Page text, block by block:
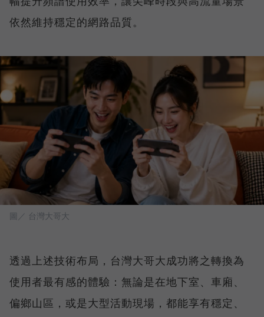
依然維持穩定的網路品質。
圖／ 台灣大哥大
透過上述技術布局，台灣大哥大成功將之轉換為
使用者最有感的體驗：無論是在地下室、車廂、
偏鄉山區，或是大型活動現場，都能享有穩定、